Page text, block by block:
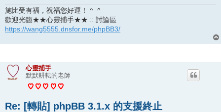
施比受有福，祝福您好運！ ^_^
歡迎光臨★★心靈捕手★★ :: 討論區
https://wang5555.dnsfor.me/phpBB3/
心靈捕手
默默耕耘的老師
Re: [轉貼] phpBB 3.1.x 的支援終止